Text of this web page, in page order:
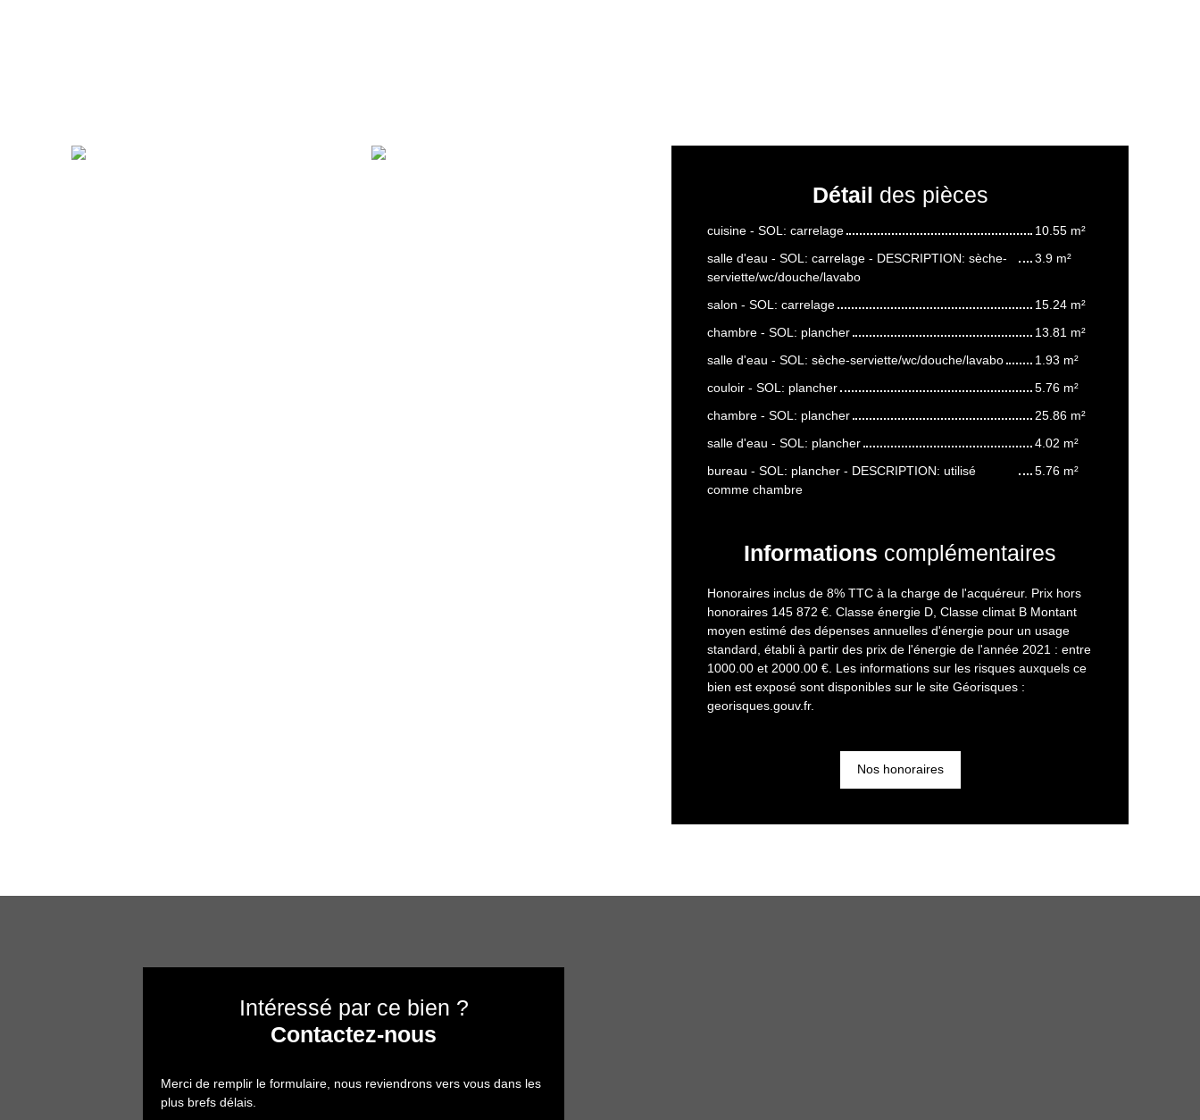
Détail des pièces
cuisine - SOL: carrelage
10.55 m²
salle d'eau - SOL: carrelage - DESCRIPTION: sèche-
serviette/wc/douche/lavabo
3.9 m²
salon - SOL: carrelage
15.24 m²
chambre - SOL: plancher
13.81 m²
salle d'eau - SOL: sèche-serviette/wc/douche/lavabo
1.93 m²
couloir - SOL: plancher
5.76 m²
chambre - SOL: plancher
25.86 m²
salle d'eau - SOL: plancher
4.02 m²
bureau - SOL: plancher - DESCRIPTION: utilisé
comme chambre
5.76 m²
Informations complémentaires
Honoraires inclus de 8% TTC à la charge de l'acquéreur. Prix hors
honoraires 145 872 €. Classe énergie D, Classe climat B Montant
moyen estimé des dépenses annuelles d'énergie pour un usage
standard, établi à partir des prix de l'énergie de l'année 2021 : entre
1000.00 et 2000.00 €. Les informations sur les risques auxquels ce
bien est exposé sont disponibles sur le site Géorisques :
georisques.gouv.fr.
Nos honoraires
Intéressé par ce bien ?
Contactez-nous
Merci de remplir le formulaire, nous reviendrons vers vous dans les
plus brefs délais.